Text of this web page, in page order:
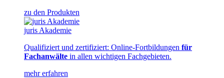
zu den Produkten
juris Akademie
Qualifiziert und zertifiziert: Online-Fortbildungen für
Fachanwälte in allen wichtigen Fachgebieten.
mehr erfahren